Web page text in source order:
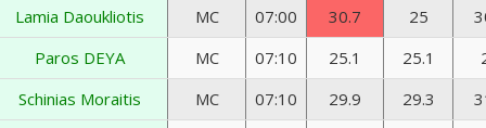
Lamia Daoukliotis
MC 07:00 30.7 25
Paros DEYA
MC 07:10 25.1 25.1
Schinias Moraitis
MC 07:10 29.9 29.3